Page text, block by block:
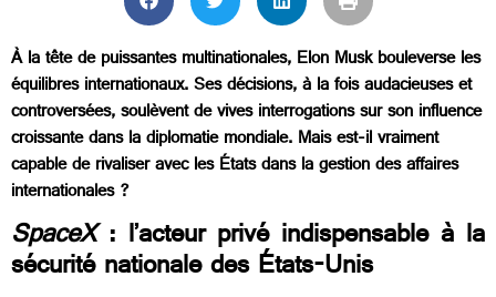
À la tête de puissantes multinationales, Elon Musk bouleverse les
équilibres internationaux. Ses décisions, à la fois audacieuses et
controversées, soulèvent de vives interrogations sur son influence
croissante dans la diplomatie mondiale. Mais est-il vraiment
capable de rivaliser avec les États dans la gestion des affaires
internationales ?
SpaceX: l’acteur privé indispensable à la
sécurité nationale des États-Unis